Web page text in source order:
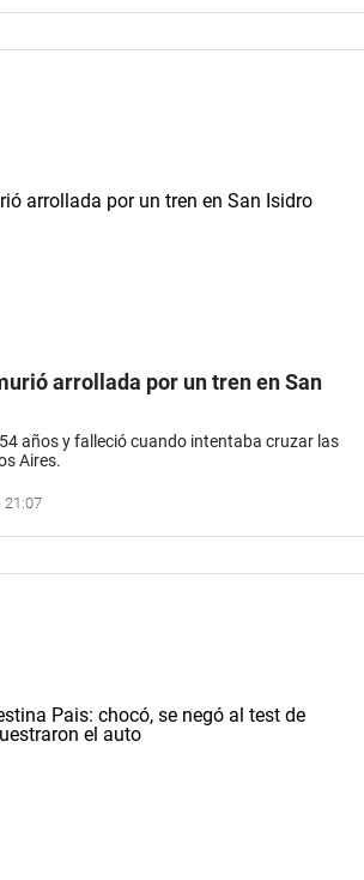
arrollada por un tren en San
años y falleció cuando intentaba cruzar las
Aires.
21:07